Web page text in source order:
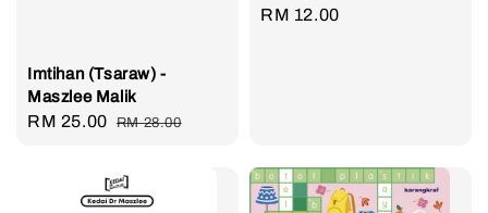
Imtihan (Tsaraw) -
Maszlee Malik
Sale
RM 25.00 Regular
RM 28.00
Regular
RM 12.00